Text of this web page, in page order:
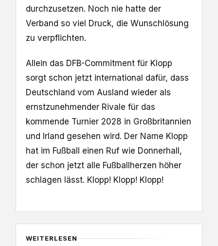
durchzusetzen. Noch nie hatte der
Verband so viel Druck, die Wunschlösung
zu verpflichten.
Allein das DFB-Commitment für Klopp
sorgt schon jetzt international dafür, dass
Deutschland vom Ausland wieder als
ernstzunehmender Rivale für das
kommende Turnier 2028 in Großbritannien
und Irland gesehen wird. Der Name Klopp
hat im Fußball einen Ruf wie Donnerhall,
der schon jetzt alle Fußballherzen höher
schlagen lässt. Klopp! Klopp! Klopp!
WEITERLESEN